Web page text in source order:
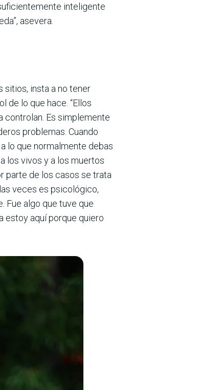
inteligente
asevera.
sitios, insta a no tener
de lo que hace. “Ellos
controlan. Es simplemente
problemas. Cuando
lo que normalmente debas
los vivos y a los muertos
parte de los casos se trata
veces es psicológico,
Fue algo que tuve que
estoy aquí porque quiero